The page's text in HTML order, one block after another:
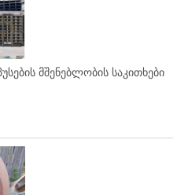
მშენებლობის საკითხები